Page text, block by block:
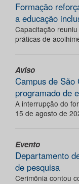
Formação
a educação
Capacitação
práticas de
Aviso
Campus de São
programado de
A interrupção do
15 de agosto de
Evento
Departamento
de pesquisa
Cerimônia contou